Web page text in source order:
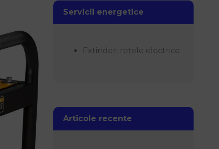
Servicii energetice
Extinderi rețele electrice
Articole recente